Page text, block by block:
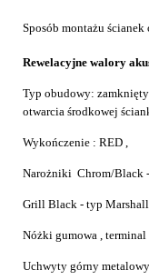
Sposób montażu
Rewelacyjne walory
Typ obudowy:
otwarcia środkowej
Wykończenie : RED ,
Narożniki Chrom/Black
Grill Black - typ
Nóżki gumowa ,
Uchwyty górny